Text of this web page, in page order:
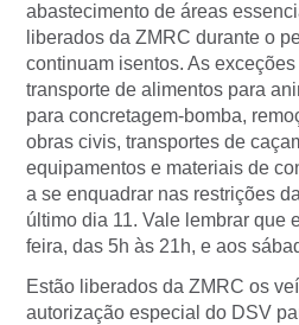
abastecimento de áreas
liberados da ZMRC durante o
continuam isentos. As
transporte de alimentos para
para concretagem-bomba,
obras civis, transportes de
equipamentos e materiais de
a se enquadrar nas restrições
último dia 11. Vale lembrar que
feira, das 5h às 21h, e aos
Estão liberados da ZMRC os
autorização especial do DSV